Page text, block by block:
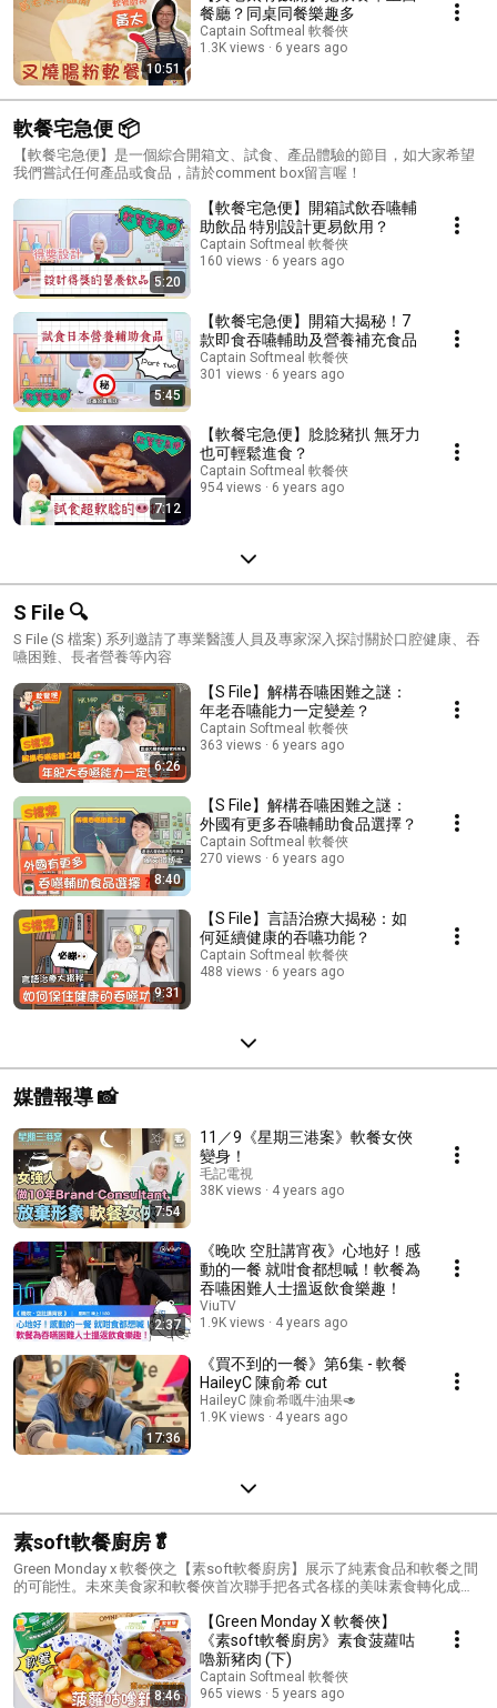
10:51
餐廳？同桌同餐樂趣多
Captain Softmeal 軟餐俠
1.3K views
6 years ago
軟餐宅急便 📦
【軟餐宅急便】是一個綜合開箱文、試食、產品體驗的節目，如大家希望
我們嘗試任何產品或食品，請於comment box留言喔！
5:20
【軟餐宅急便】開箱試飲吞嚥輔
助飲品 特別設計更易飲用？
Captain Softmeal 軟餐俠
160 views
6 years ago
5:45
【軟餐宅急便】開箱大揭秘！7
款即食吞嚥輔助及營養補充食品
Captain Softmeal 軟餐俠
301 views
6 years ago
7:12
【軟餐宅急便】腍腍豬扒 無牙力
也可輕鬆進食？
Captain Softmeal 軟餐俠
954 views
6 years ago
S File 🔍
S File (S 檔案) 系列邀請了專業醫護人員及專家深入探討關於口腔健康、吞
嚥困難、長者營養等內容
6:26
【S File】解構吞嚥困難之謎：
年老吞嚥能力一定變差？
Captain Softmeal 軟餐俠
363 views
6 years ago
8:40
【S File】解構吞嚥困難之謎：
外國有更多吞嚥輔助食品選擇？
Captain Softmeal 軟餐俠
270 views
6 years ago
9:31
【S File】言語治療大揭秘：如
何延續健康的吞嚥功能？
Captain Softmeal 軟餐俠
488 views
6 years ago
媒體報導 📸
7:54
11／9《星期三港案》軟餐女俠
變身！
毛記電視
38K views
4 years ago
2:37
《晚吹 空肚講宵夜》心地好！感
動的一餐 就咁食都想喊！軟餐為
吞嚥困難人士搵返飲食樂趣！
ViuTV
1.9K views
4 years ago
17:36
《買不到的一餐》第6集 - 軟餐
HaileyC 陳俞希 cut
HaileyC 陳俞希嘅牛油果🥑
1.9K views
4 years ago
素soft軟餐廚房🥬
Green Monday x 軟餐俠之【素soft軟餐廚房】展示了純素食品和軟餐之間
的可能性。未來美食家和軟餐俠首次聯手把各式各樣的美味素食轉化成軟
8:46
【Green Monday X 軟餐俠】
《素soft軟餐廚房》素食菠蘿咕
嚕新豬肉 (下)
Captain Softmeal 軟餐俠
965 views
5 years ago